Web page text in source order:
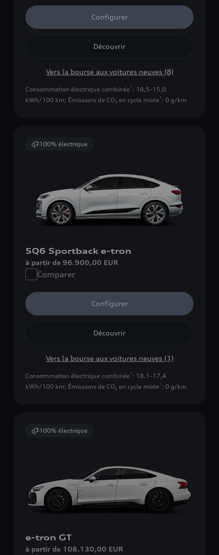
Configurer
Découvrir
Vers la bourse aux voitures neuves (8)
Consommation électrique combinée 1 : 18,5–15,0
kWh/100 km; Émissions de CO₂ en cycle mixte 1 : 0 g/km
100% électrique
SQ6 Sportback e-tron
à partir de 96.900,00 EUR
Comparer
Configurer
Découvrir
Vers la bourse aux voitures neuves (1)
Consommation électrique combinée 1 : 18,1–17,4
kWh/100 km; Émissions de CO₂ en cycle mixte 1 : 0 g/km
100% électrique
e-tron GT
à partir de 108.130,00 EUR